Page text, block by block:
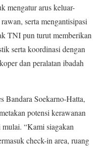
mengatur arus keluar-
serta mengantisipasi
TNI pun turut memberikan
serta koordinasi dengan
dan peralatan ibadah
Soekarno-Hatta,
potensi kerawanan
“Kami siagakan
check-in area, ruang